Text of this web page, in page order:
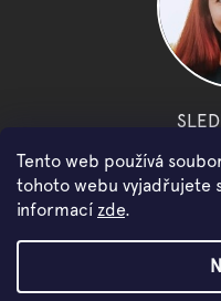
Tento web používá
tohoto webu vyjadřujete
informací zde.
facebook
Copyright 2026